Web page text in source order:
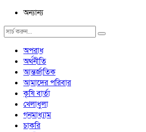
অন্যান্য
অপরাধ
অর্থনীতি
আন্তর্জাতিক
আমাদের পরিবার
কৃষি বার্তা
খেলাধুলা
গনমাধ্যাম
চাকরি